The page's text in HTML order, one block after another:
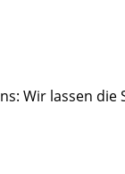
Wir lassen die